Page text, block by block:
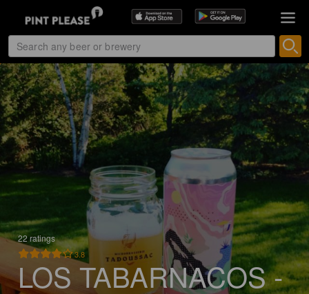
22 ratings
3.8
LOS TABARNACOS -